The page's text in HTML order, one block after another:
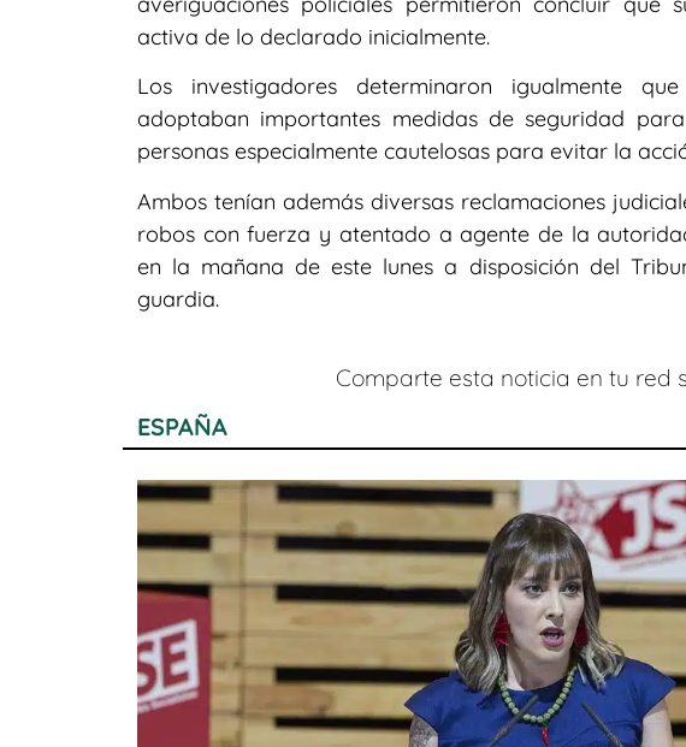
activa de lo declarado inicialmente.
Los investigadores determinaron igualmente
adoptaban importantes medidas de seguridad
personas especialmente cautelosas para evitar la
Ambos tenían además diversas reclamaciones
robos con fuerza y atentado a agente de la
en la mañana de este lunes a disposición del
guardia.
Comparte esta noticia en tu red
ESPAÑA